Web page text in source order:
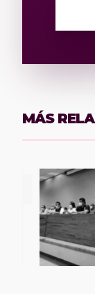
MÁS